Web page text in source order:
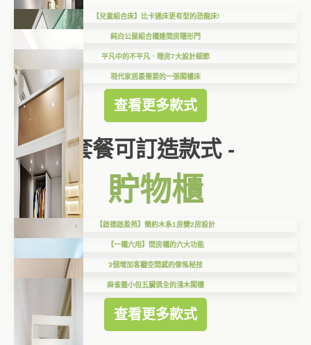
【兒童組合床】比卡通床更有型的恐龍床!
純白公屋組合櫃連間房隱形門
平凡中的不平凡．睡房7大設計細節
現代家居最需要的一張閣樓床
查看更多款式
套餐可訂造款式 -
貯物櫃
【啟德啟盈苑】簡約木系1房變2房設計
【一櫃六用】間房櫃的六大功能
3個增加客廳空間感的傢俬秘技
麻雀雖小但五臟俱全的淺木閣樓
查看更多款式